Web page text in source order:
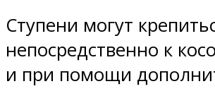
Ступени могут
непосредственно к
и при помощи